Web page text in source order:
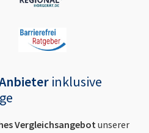
inklusive
Vergleichsangebotunserer